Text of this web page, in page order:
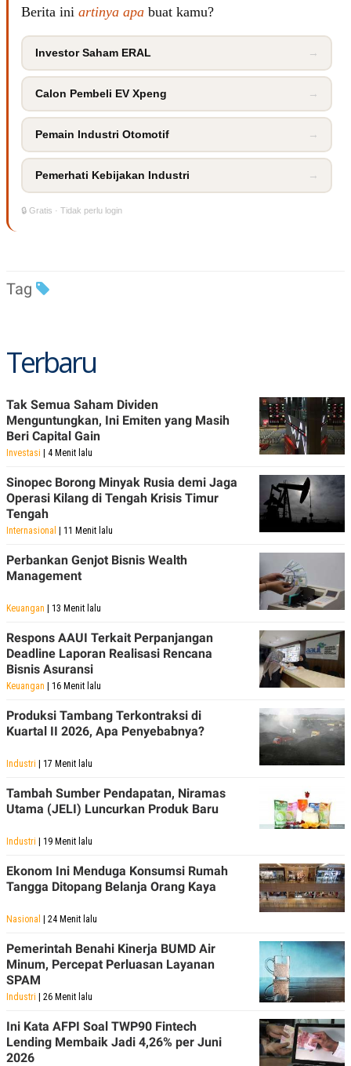
Berita ini artinya apa buat kamu?
Investor Saham ERAL →
Calon Pembeli EV Xpeng →
Pemain Industri Otomotif →
Pemerhati Kebijakan Industri →
🔒 Gratis · Tidak perlu login
Tag
Terbaru
Tak Semua Saham Dividen
Menguntungkan, Ini Emiten yang Masih
Beri Capital Gain
Investasi | 4 Menit lalu
Sinopec Borong Minyak Rusia demi Jaga
Operasi Kilang di Tengah Krisis Timur
Tengah
Internasional | 11 Menit lalu
Perbankan Genjot Bisnis Wealth
Management
Keuangan | 13 Menit lalu
Respons AAUI Terkait Perpanjangan
Deadline Laporan Realisasi Rencana
Bisnis Asuransi
Keuangan | 16 Menit lalu
Produksi Tambang Terkontraksi di
Kuartal II 2026, Apa Penyebabnya?
Industri | 17 Menit lalu
Tambah Sumber Pendapatan, Niramas
Utama (JELI) Luncurkan Produk Baru
Industri | 19 Menit lalu
Ekonom Ini Menduga Konsumsi Rumah
Tangga Ditopang Belanja Orang Kaya
Nasional | 24 Menit lalu
Pemerintah Benahi Kinerja BUMD Air
Minum, Percepat Perluasan Layanan
SPAM
Industri | 26 Menit lalu
Ini Kata AFPI Soal TWP90 Fintech
Lending Membaik Jadi 4,26% per Juni
2026